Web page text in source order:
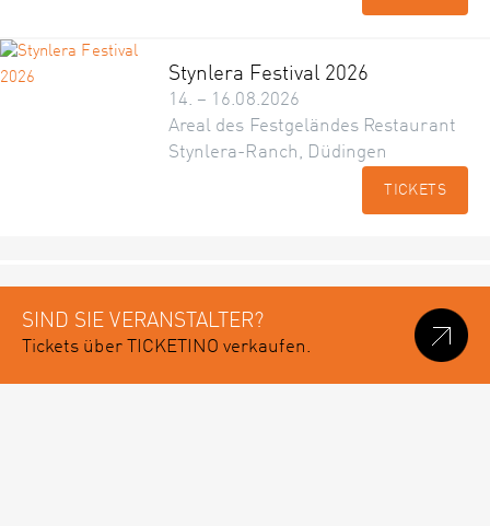
Stynlera Festival 2026
14. – 16.08.2026
Areal des Festgeländes Restaurant
Stynlera-Ranch, Düdingen
TICKETS
SIND SIE VERANSTALTER?
Tickets über TICKETINO verkaufen.